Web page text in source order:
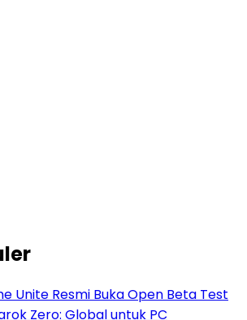
Unite Resmi Buka Open Beta Test
Zero: Global untuk PC